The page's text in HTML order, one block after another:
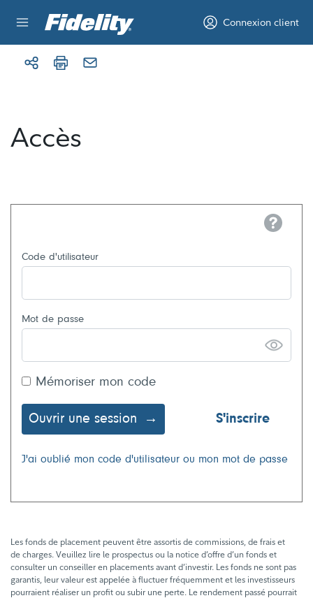
Connexion client
Accès
Help
Code d'utilisateur
Mot de passe
Mémoriser mon code
Ouvrir une session S'inscrire
J'ai oublié mon code d'utilisateur ou mon mot de passe
Les fonds de placement peuvent être assortis de commissions, de frais et
de charges. Veuillez lire le prospectus ou la notice d’offre d’un fonds et
consulter un conseiller en placements avant d’investir. Les fonds ne sont pas
garantis, leur valeur est appelée à fluctuer fréquemment et les investisseurs
pourraient réaliser un profit ou subir une perte. Le rendement passé pourrait